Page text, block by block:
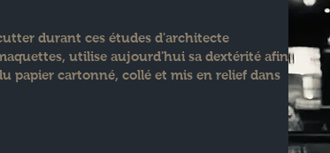
durant ces études d'architecte
utilise aujourd'hui sa dextérité afin
papier cartonné, collé et mis en relief dans